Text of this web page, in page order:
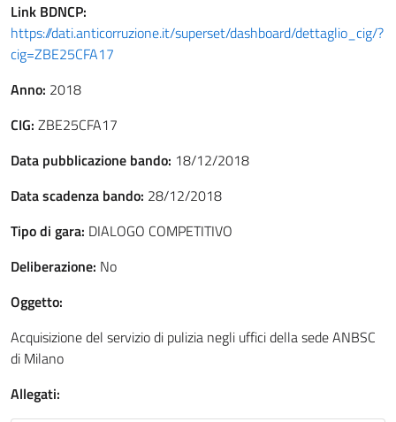
Link BDNCP:
https://dati.anticorruzione.it/superset/dashboard/dettaglio_cig/?
cig=ZBE25CFA17
Anno: 2018
CIG: ZBE25CFA17
Data pubblicazione bando: 18/12/2018
Data scadenza bando: 28/12/2018
Tipo di gara: DIALOGO COMPETITIVO
Deliberazione: No
Oggetto:
Acquisizione del servizio di pulizia negli uffici della sede ANBSC
di Milano
Allegati: